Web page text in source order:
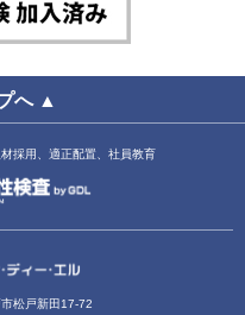
へ ▲
採用、適正配置、社員教育
松戸新田17-72